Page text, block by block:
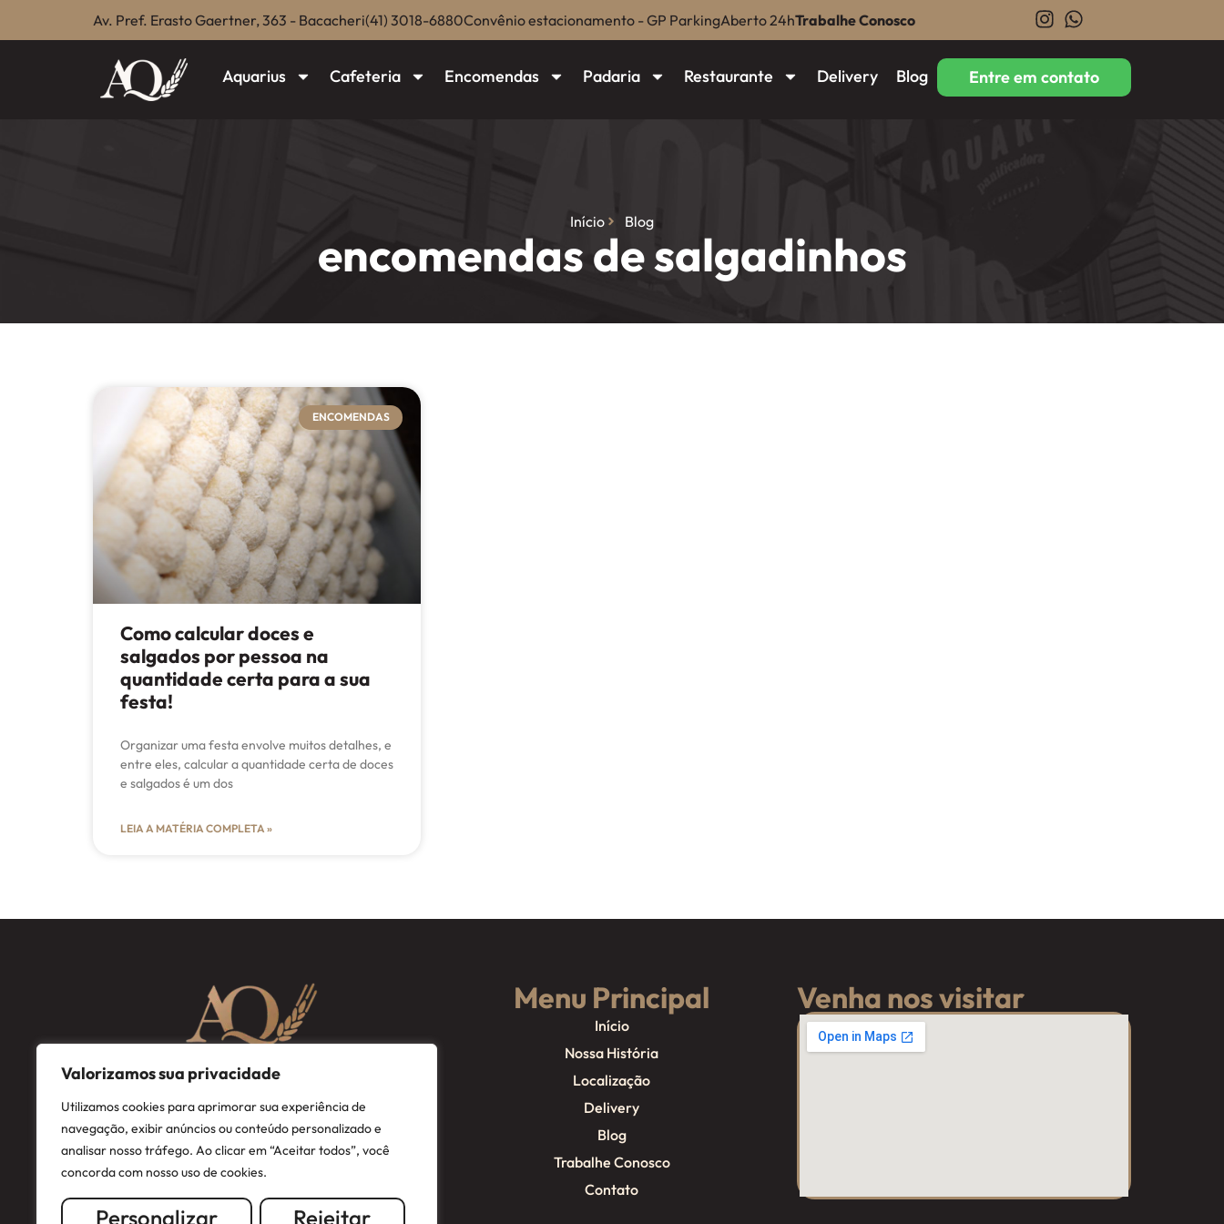
Valorizamos sua privacidade
Utilizamos cookies para aprimorar sua experiência de
navegação, exibir anúncios ou conteúdo personalizado e
analisar nosso tráfego. Ao clicar em “Aceitar todos”, você
concorda com nosso uso de cookies.
Personalizar Rejeitar
Av. Pref. Erasto Gaertner, 363 - Bacacheri(41) 3018-6880Convênio estacionamento - GP ParkingAberto 24hTrabalhe Conosco
Aquarius Cafeteria Encomendas Padaria Restaurante Delivery Blog Entre em contato
Início Blog
encomendas de salgadinhos
ENCOMENDAS
Como calcular doces e
salgados por pessoa na
quantidade certa para a sua
festa!
Organizar uma festa envolve muitos detalhes, e
entre eles, calcular a quantidade certa de doces
e salgados é um dos
LEIA A MATÉRIA COMPLETA »
Menu Principal
Início
Nossa História
Localização
Delivery
Blog
Trabalhe Conosco
Contato
Venha nos visitar